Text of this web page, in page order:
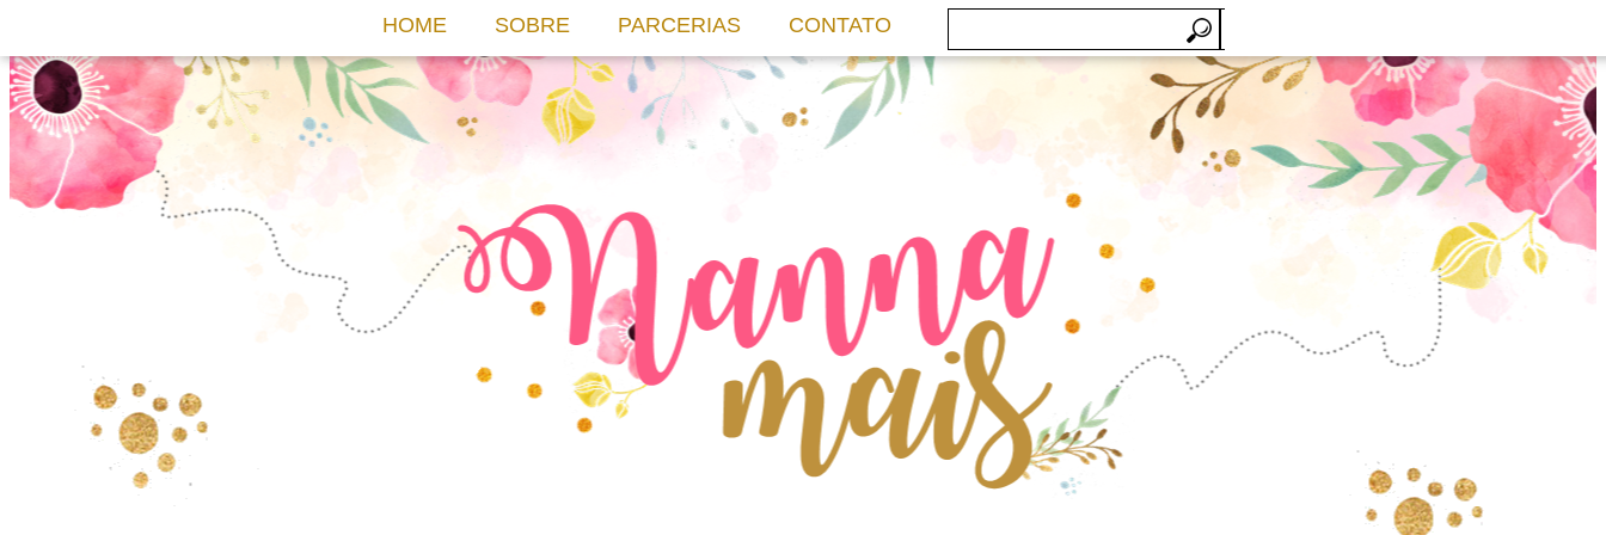
HOME SOBRE PARCERIAS CONTATO